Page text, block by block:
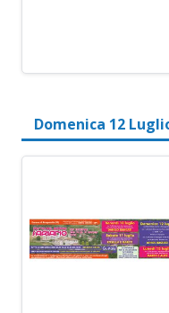
Domenica 12